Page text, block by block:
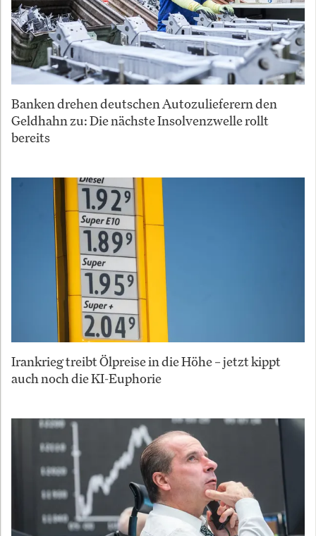
Banken drehen deutschen Autozulieferern den
Geldhahn zu: Die nächste Insolvenzwelle rollt
bereits
Irankrieg treibt Ölpreise in die Höhe – jetzt kippt
auch noch die KI-Euphorie